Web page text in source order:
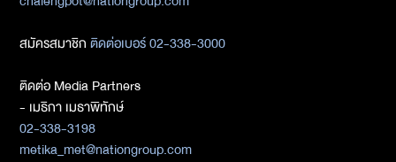
สมัครสมาชิกติดต่อเบอร์ 02-338-3000
ติดต่อ Media Partners
- เมธิกา เมธาพิทักษ์
02-338-3198
metika_met@nationgroup.com